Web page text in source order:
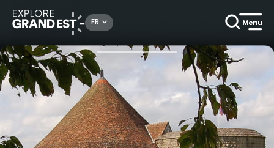
FR
En ville Visite de la Tour de Navarre à Langres